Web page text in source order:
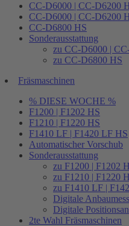
CC-D6000 | CC-D6200
CC-D6000 | CC-D6200
CC-D6800 HS
Sonderausstattung
zu CC-D6000 |
zu CC-D6800 HS
Fräsmaschinen
% DIESE WOCHE %
F1200 | F1202 HS
F1210 | F1220 HS
F1410 LF | F1420 LF HS
Automatischer Vorschub
Sonderausstattung
zu F1200 | F1202
zu F1210 | F1220
zu F1410 LF |
Digitale
Digitale
2te Wahl Fräsmaschinen